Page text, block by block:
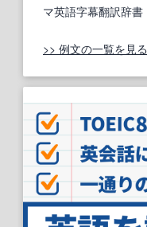
マ英語字幕翻訳辞書
>> 例文の一覧を見る